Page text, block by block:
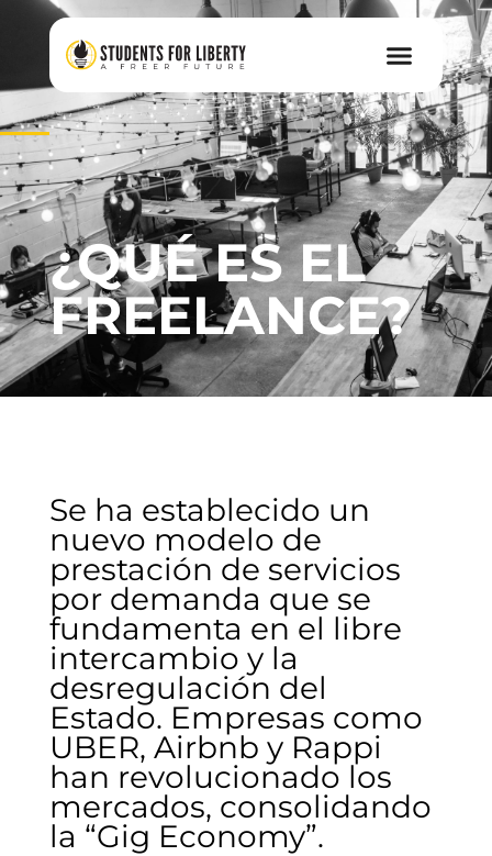
¿QUÉ ES EL
FREELANCE?
Se ha establecido un
nuevo modelo de
prestación de servicios
por demanda que se
fundamenta en el libre
intercambio y la
desregulación del
Estado. Empresas como
UBER, Airbnb y Rappi
han revolucionado los
mercados, consolidando
la “Gig Economy”.